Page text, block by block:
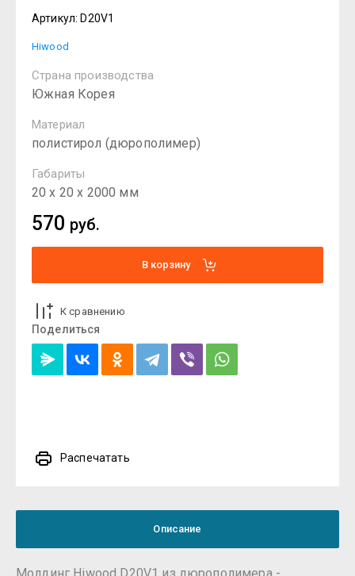
Артикул: D20V1
Hiwood
Страна производства
Южная Корея
Материал
полистирол (дюрополимер)
Габариты
20 х 20 х 2000 мм
570 руб.
В корзину
К сравнению
Поделиться
Распечатать
Описание